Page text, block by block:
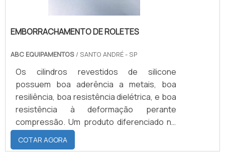
EMBORRACHAMENTO DE ROLETES
ABC EQUIPAMENTOS / SANTO ANDRÉ - SP
Os cilindros revestidos de silicone
possuem boa aderência a metais, boa
resiliência, boa resistência dielétrica, e boa
resistência à deformação perante
compressão. Um produto diferenciado no
mercado e com uma ótima durabilidade. O
emborrachamento de roletes pode ser
COTAR AGORA